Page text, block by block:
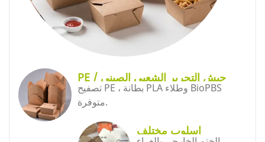
PE / جيش التحرير الشعبى الصينى
/ برنامج تلفزيوني
تصفيح PE ، بطانة PLA وطلاء BioPBS
متوفرة.
اسلوب مختلف